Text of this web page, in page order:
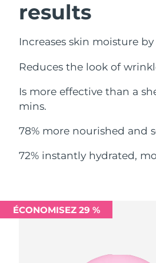
results
Increases skin moisture by
Reduces the look of
Is more effective than a
mins.
78% more nourished and
72% instantly hydrated,
ÉCONOMISEZ 29 %
Porto Rico
Qatar
La Réunion
Russie